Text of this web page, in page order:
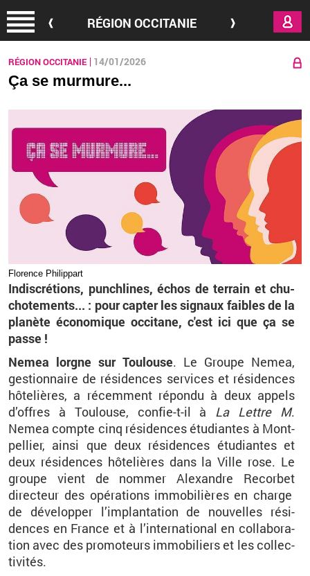
RÉGION OCCITANIE
RÉGION OCCITANIE 14/01/2026
Ça se murmure...
Flo­rence Phi­lip­part
In­dis­cré­tions, pun­chlines, échos de ter­rain et chu­
cho­te­ments... : pour cap­ter les si­gnaux faibles de la
pla­nète éco­no­mique oc­ci­tane, c'est ici que ça se
passe !
Nemea lorgne sur Tou­louse. Le Groupe Nemea,
ges­tion­naire de ré­si­dences ser­vices et ré­si­dences
hô­te­lières, a ré­cem­ment ré­pondu à deux ap­pels
d’offres à Tou­louse, confie-t-il à La Lettre M.
Nemea compte cinq ré­si­dences étu­diantes à Mont­
pel­lier, ainsi que deux ré­si­dences étu­diantes et
deux ré­si­dences hô­te­lières dans la Ville rose. Le
groupe vient de nom­mer Alexandre Re­cor­bet
directeur des opé­ra­tions im­mo­bi­lières en charge
de dé­ve­lop­per l’im­plan­ta­tion de nou­velles ré­si­
dences en France et à l’in­ter­na­tio­nal en col­la­bo­ra­
tion avec des pro­mo­teurs im­mo­bi­liers et les col­lec­
ti­vi­tés.